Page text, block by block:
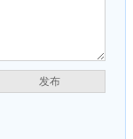
发布